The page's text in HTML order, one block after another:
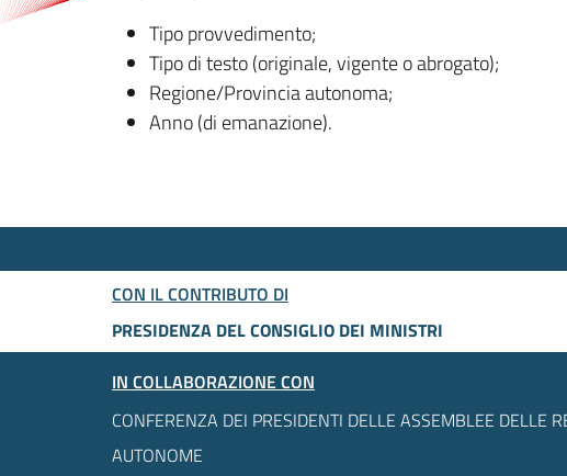
Tipo provvedimento;
Tipo di testo (originale, vigente o abrogato);
Regione/Provincia autonoma;
Anno (di emanazione).
CON IL CONTRIBUTO DI
PRESIDENZA DEL CONSIGLIO DEI MINISTRI
IN COLLABORAZIONE CON
CONFERENZA DEI PRESIDENTI DELLE ASSEMBLEE DELLE
AUTONOME